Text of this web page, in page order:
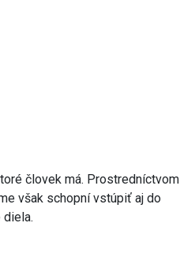
človek má. Prostredníctvom
však schopní vstúpiť aj do
diela.